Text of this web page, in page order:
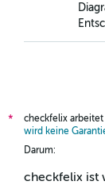
*
checkfelix arbeitet
wird keine
Darum:
checkfelix ist